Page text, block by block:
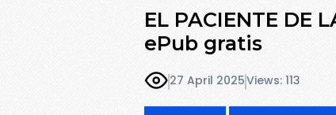
EL PACIENTE DE
ePub gratis
27 April 2025Views: 113